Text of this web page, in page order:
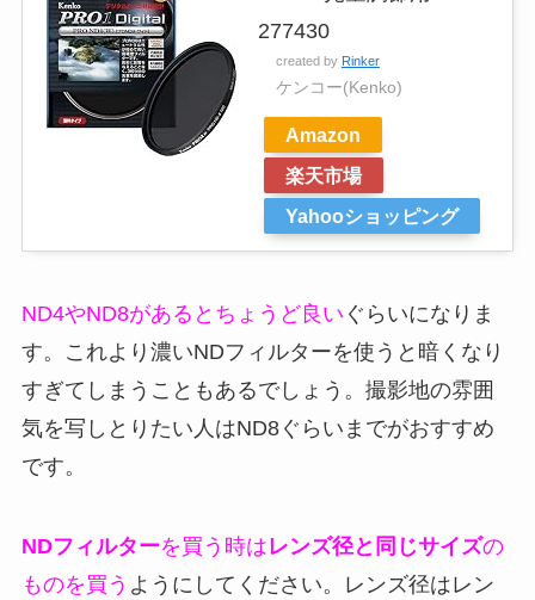
277430
created by Rinker
ケンコー(Kenko)
Amazon
楽天市場
Yahooショッピング
ND4やND8があるとちょうど良い ぐらいになりま
す。これより濃いNDフィルターを使うと暗くなり
すぎてしまうこともあるでしょう。撮影地の雰囲
気を写しとりたい人はND8ぐらいまでがおすすめ
です。
NDフィルターを買う時はレンズ径と同じサイズの
ものを買う ようにしてください。レンズ径はレン